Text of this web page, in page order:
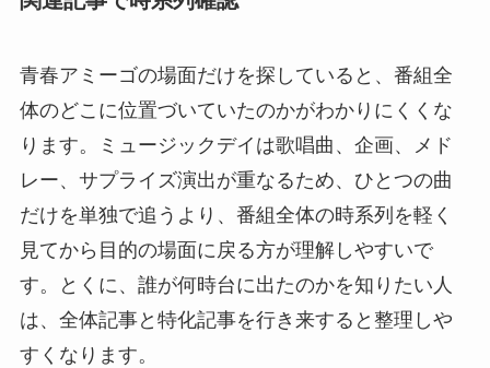
青春アミーゴの場面だけを探していると、番組全
体のどこに位置づいていたのかがわかりにくくな
ります。ミュージックデイは歌唱曲、企画、メド
レー、サプライズ演出が重なるため、ひとつの曲
だけを単独で追うより、番組全体の時系列を軽く
見てから目的の場面に戻る方が理解しやすいで
す。とくに、誰が何時台に出たのかを知りたい人
は、全体記事と特化記事を行き来すると整理しや
すくなります。